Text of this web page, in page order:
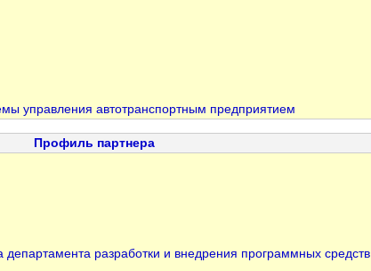
управления автотранспортным предприятием
Профиль партнера
разработки и внедрения программных средств